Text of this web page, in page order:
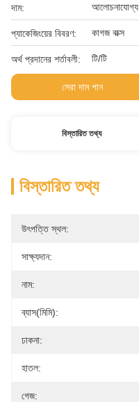
দাম: আলোচনাযোগ্য
প্যাকেজিংয়ের বিবরণ: কাগজ বাক্স
অর্থ প্রদানের শর্তাবলী: টি/টি
সেরা দাম পান
বিস্তারিত তথ্য
বিস্তারিত তথ্য
উৎপত্তি স্থল:
সাক্ষ্যদান:
নাম:
ব্যাস(মিমি):
ঢাকনা:
হাতল:
গেজ: